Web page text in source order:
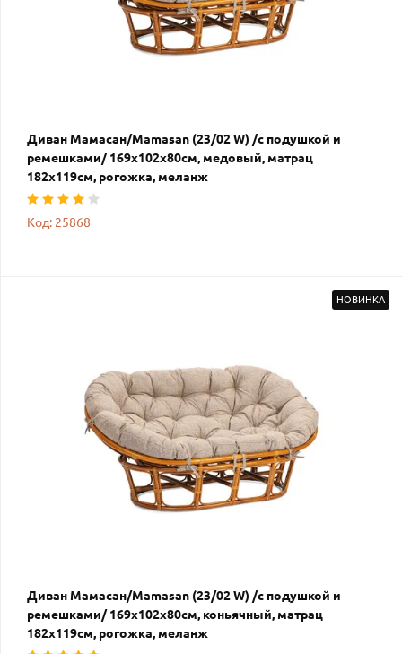
Диван Мамасан/Mamasan (23/02 W) /с подушкой и
ремешками/ 169х102х80см, медовый, матрац
182х119см, рогожка, меланж
Код: 25868
НОВИНКА
Диван Мамасан/Mamasan (23/02 W) /с подушкой и
ремешками/ 169х102х80см, коньячный, матрац
182х119см, рогожка, меланж